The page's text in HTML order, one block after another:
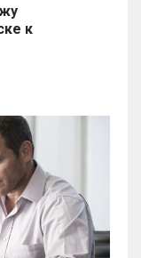
к